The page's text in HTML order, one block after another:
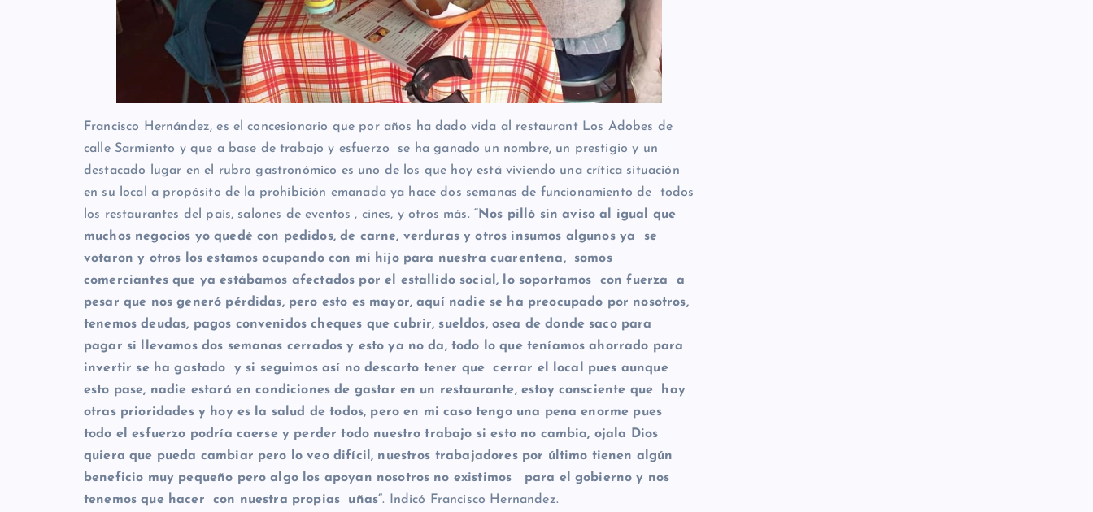
Francisco Hernández, es el concesionario que por años ha dado vida al restaurant Los Adobes de
calle Sarmiento y que a base de trabajo y esfuerzo se ha ganado un nombre, un prestigio y un
destacado lugar en el rubro gastronómico es uno de los que hoy está viviendo una crítica situación
en su local a propósito de la prohibición emanada ya hace dos semanas de funcionamiento de todos
los restaurantes del país, salones de eventos , cines, y otros más. “Nos pilló sin aviso al igual que
muchos negocios yo quedé con pedidos, de carne, verduras y otros insumos algunos ya se
votaron y otros los estamos ocupando con mi hijo para nuestra cuarentena, somos
comerciantes que ya estábamos afectados por el estallido social, lo soportamos con fuerza a
pesar que nos generó pérdidas, pero esto es mayor, aquí nadie se ha preocupado por nosotros,
tenemos deudas, pagos convenidos cheques que cubrir, sueldos, osea de donde saco para
pagar si llevamos dos semanas cerrados y esto ya no da, todo lo que teníamos ahorrado para
invertir se ha gastado y si seguimos así no descarto tener que cerrar el local pues aunque
esto pase, nadie estará en condiciones de gastar en un restaurante, estoy consciente que hay
otras prioridades y hoy es la salud de todos, pero en mi caso tengo una pena enorme pues
todo el esfuerzo podría caerse y perder todo nuestro trabajo si esto no cambia, ojala Dios
quiera que pueda cambiar pero lo veo difícil, nuestros trabajadores por último tienen algún
beneficio muy pequeño pero algo los apoyan nosotros no existimos para el gobierno y nos
tenemos que hacer con nuestra propias uñas”. Indicó Francisco Hernandez.